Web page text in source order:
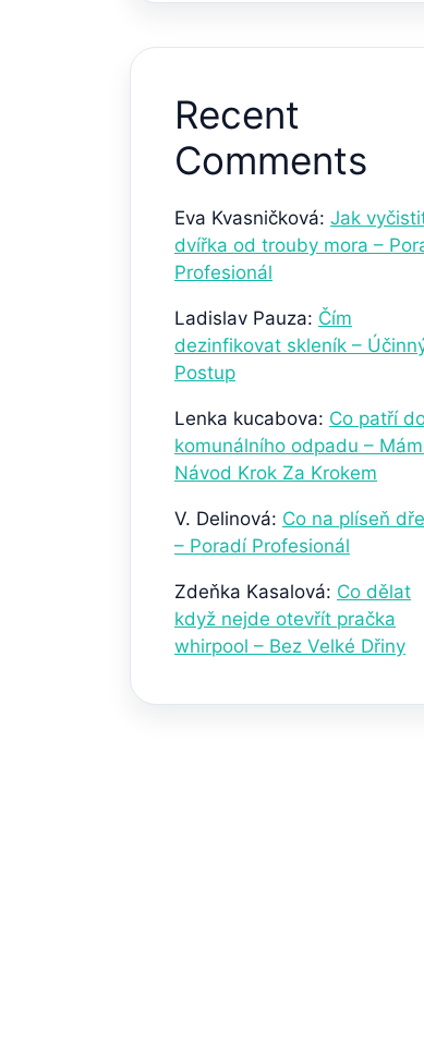
Recent
Comments
Eva Kvasničková: Jak
dvířka od trouby mora –
Profesionál
Ladislav Pauza: Čím
dezinfikovat skleník –
Postup
Lenka kucabova: Co patří
komunálního odpadu –
Návod Krok Za Krokem
V. Delinová: Co na plíseň
– Poradí Profesionál
Zdeňka Kasalová: Co dělat
když nejde otevřít pračka
whirpool – Bez Velké Dřiny